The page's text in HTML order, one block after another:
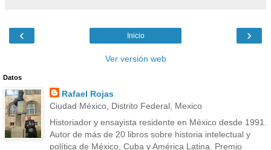
‹ ›
Inicio
Ver versión web
Datos
Rafael Rojas
Ciudad México, Distrito Federal, Mexico
Historiador y ensayista residente en México desde 1991.
Autor de más de 20 libros sobre historia intelectual y
política de México, Cuba y América Latina. Premio